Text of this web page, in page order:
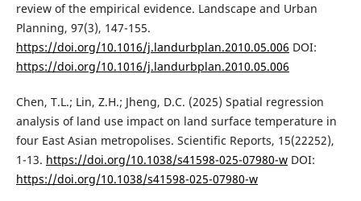
review of the empirical evidence. Landscape and Urban
Planning, 97(3), 147-155.
https://doi.org/10.1016/j.landurbplan.2010.05.006 DOI:
https://doi.org/10.1016/j.landurbplan.2010.05.006
Chen, T.L.; Lin, Z.H.; Jheng, D.C. (2025) Spatial regression
analysis of land use impact on land surface temperature in
four East Asian metropolises. Scientific Reports, 15(22252),
1-13. https://doi.org/10.1038/s41598-025-07980-wDOI:
https://doi.org/10.1038/s41598-025-07980-w